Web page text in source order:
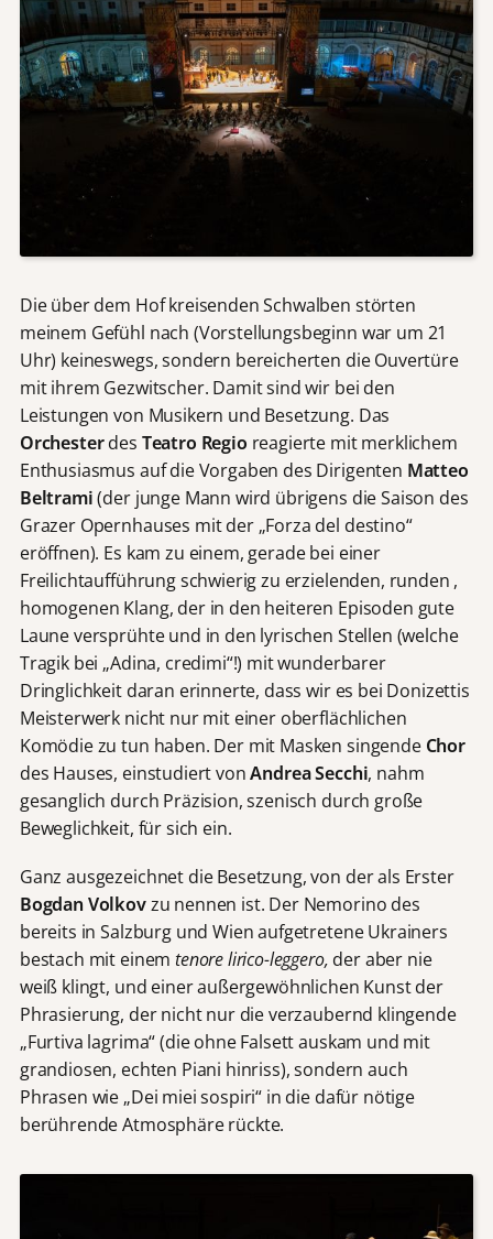
Die über dem Hof kreisenden Schwalben störten
meinem Gefühl nach (Vorstellungsbeginn war um 21
Uhr) keineswegs, sondern bereicherten die Ouvertüre
mit ihrem Gezwitscher. Damit sind wir bei den
Leistungen von Musikern und Besetzung. Das
Orchesterdes Teatro Regio reagierte mit merklichem
Enthusiasmus auf die Vorgaben des Dirigenten Matteo
Beltrami(der junge Mann wird übrigens die Saison des
Grazer Opernhauses mit der „Forza del destino“
eröffnen). Es kam zu einem, gerade bei einer
Freilichtaufführung schwierig zu erzielenden, runden ,
homogenen Klang, der in den heiteren Episoden gute
Laune versprühte und in den lyrischen Stellen (welche
Tragik bei „Adina, credimi“!) mit wunderbarer
Dringlichkeit daran erinnerte, dass wir es bei Donizettis
Meisterwerk nicht nur mit einer oberflächlichen
Komödie zu tun haben. Der mit Masken singende Chor
des Hauses, einstudiert vonAndrea Secchi, nahm
gesanglich durch Präzision, szenisch durch große
Beweglichkeit, für sich ein.
Ganz ausgezeichnet die Besetzung, von der als Erster
Bogdan Volkovzu nennen ist. Der Nemorino des
bereits in Salzburg und Wien aufgetretene Ukrainers
bestach mit einemtenore lirico-leggero, der aber nie
weiß klingt, und einer außergewöhnlichen Kunst der
Phrasierung, der nicht nur die verzaubernd klingende
„Furtiva lagrima“ (die ohne Falsett auskam und mit
grandiosen, echten Piani hinriss), sondern auch
Phrasen wie „Dei miei sospiri“ in die dafür nötige
berührende Atmosphäre rückte.